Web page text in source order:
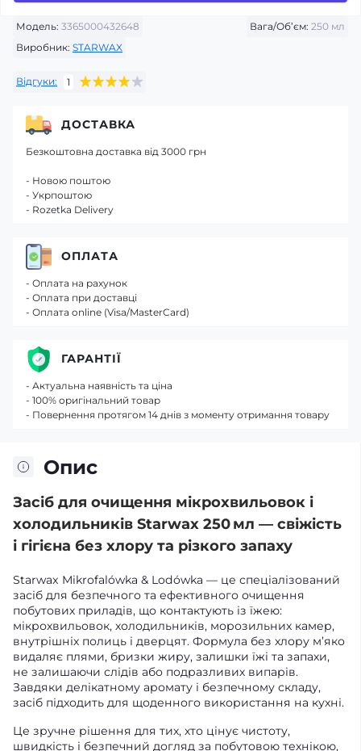
Модель: 3365000432648 Вага/Об’єм: 250 мл
Виробник: STARWAX
Відгуки: 1
Опис
Засіб для очищення мікрохвильовок і
холодильників Starwax 250 мл — свіжість
і гігієна без хлору та різкого запаху
Starwax Mikrofalówka & Lodówka — це спеціалізований
засіб для безпечного та ефективного очищення
побутових приладів, що контактують із їжею:
мікрохвильовок, холодильників, морозильних камер,
внутрішніх полиць і дверцят. Формула без хлору м’яко
видаляє плями, бризки жиру, залишки їжі та запахи,
не залишаючи слідів або подразливих випарів.
Завдяки делікатному аромату і безпечному складу,
засіб підходить для щоденного використання на кухні.
Це зручне рішення для тих, хто цінує чистоту,
швидкість і безпечний догляд за побутовою технікою,
ДОСТАВКА
Безкоштовна доставка від 3000 грн
- Новою поштою
- Укрпоштою
- Rozetka Delivery
ОПЛАТА
- Оплата на рахунок
- Оплата при доставці
- Оплата online (Visa/MasterCard)
ГАРАНТІЇ
- Актуальна наявність та ціна
- 100% оригінальний товар
- Повернення протягом 14 днів з моменту отримання товару